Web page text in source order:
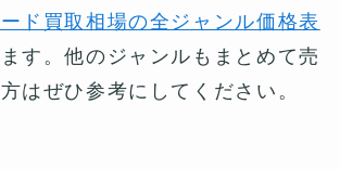
ド買取相場の全ジャンル価格表
す。他のジャンルもまとめて売
はぜひ参考にしてください。